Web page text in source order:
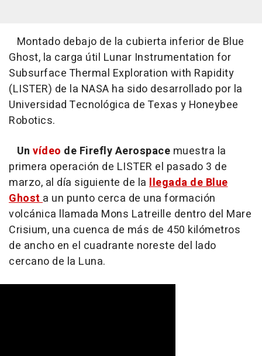
Montado debajo de la cubierta inferior de Blue
Ghost, la carga útil Lunar Instrumentation for
Subsurface Thermal Exploration with Rapidity
(LISTER) de la NASA ha sido desarrollado por la
Universidad Tecnológica de Texas y Honeybee
Robotics.
Un vídeo de Firefly Aerospace muestra la
primera operación de LISTER el pasado 3 de
marzo, al día siguiente de la llegada de Blue
Ghosta un punto cerca de una formación
volcánica llamada Mons Latreille dentro del Mare
Crisium, una cuenca de más de 450 kilómetros
de ancho en el cuadrante noreste del lado
cercano de la Luna.